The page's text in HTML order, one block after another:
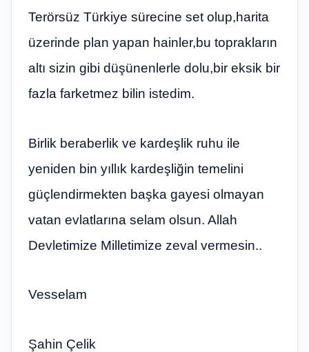
Terörsüz Türkiye sürecine set olup,harita
üzerinde plan yapan hainler,bu toprakların
altı sizin gibi düşünenlerle dolu,bir eksik bir
fazla farketmez bilin istedim.
Birlik beraberlik ve kardeşlik ruhu ile
yeniden bin yıllık kardeşliğin temelini
güçlendirmekten başka gayesi olmayan
vatan evlatlarına selam olsun. Allah
Devletimize Milletimize zeval vermesin..
Vesselam
Şahin Çelik